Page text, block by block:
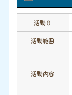
活動日
活動範囲
活動内容